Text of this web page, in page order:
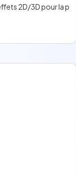
2D/3D pour la p